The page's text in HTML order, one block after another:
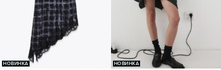
НОВИНКА НОВИНКА